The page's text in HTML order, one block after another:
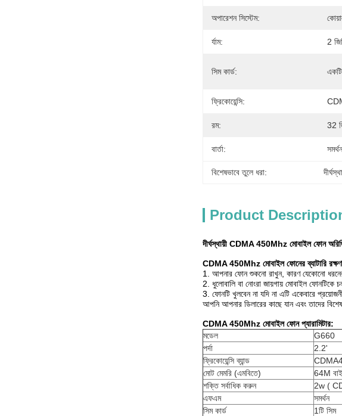
অপারেশন সিস্টেম:
র্যাম: 2
সিম কার্ড:
ফ্রিকোয়েন্সি:
রম: 32
বার্তা: সমর্থন
বিশেষভাবে তুলে ধরা:
Product
দীর্ঘস্থায়ী CDMA 450Mhz মোবাইল ফোন
CDMA 450Mhz মোবাইল ফোনের ব্যাটারি
1. আপনার ফোন শুকনো রাখুন, কারণ যেকোনো ধরনের
2. ধুলোবালি বা নোংরা জায়গায় মোবাইল ফোনটিকে
3. ফোনটি খুলবেন না যদি না এটি একেবারে
আপনি আপনার ডিলারের কাছে যান এবং তাদের
CDMA 450Mhz মোবাইল ফোন প্যারামিটার:
মডেল
G660
পর্দা
2.2'
ফ্রিকোয়েন্সি ব্যান্ড
মোট মেমরি (এমবিতে)
64M
শক্তি সর্বাধিক করুন
2w (
এফএম
সমর্থন
সিম কার্ড
1টি সিম